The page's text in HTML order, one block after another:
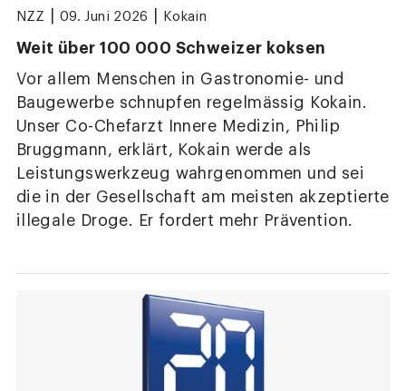
NZZ 09. Juni 2026 Kokain
Weit über 100 000 Schweizer koksen
Vor allem Menschen in Gastronomie- und
Baugewerbe schnupfen regelmässig Kokain.
Unser Co-Chefarzt Innere Medizin, Philip
Bruggmann, erklärt, Kokain werde als
Leistungswerkzeug wahrgenommen und sei
die in der Gesellschaft am meisten akzeptierte
illegale Droge. Er fordert mehr Prävention.